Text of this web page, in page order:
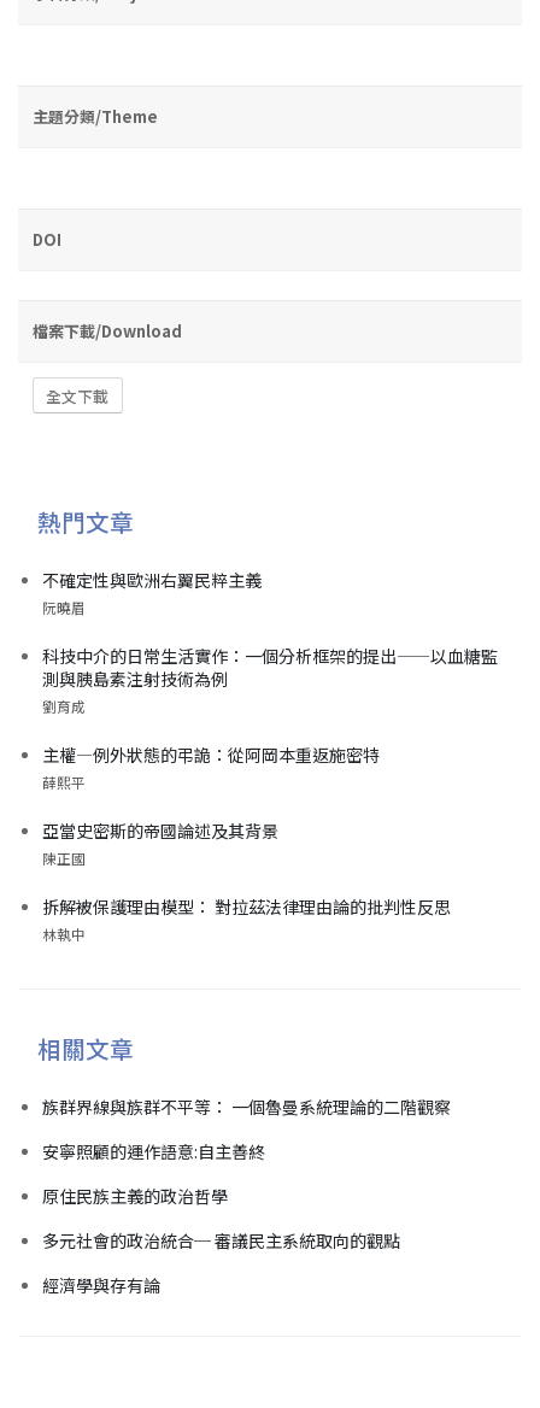
主題分類/Theme
DOI
檔案下載/Download
全文下載
熱門文章
不確定性與歐洲右翼民粹主義
阮曉眉
科技中介的日常生活實作：一個分析框架的提出——以血糖監
測與胰島素注射技術為例
劉育成
主權—例外狀態的弔詭：從阿岡本重返施密特
薛熙平
亞當史密斯的帝國論述及其背景
陳正國
拆解被保護理由模型： 對拉茲法律理由論的批判性反思
林執中
相關文章
族群界線與族群不平等： 一個魯曼系統理論的二階觀察
安寧照顧的運作語意:自主善終
原住民族主義的政治哲學
多元社會的政治統合─ 審議民主系統取向的觀點
經濟學與存有論